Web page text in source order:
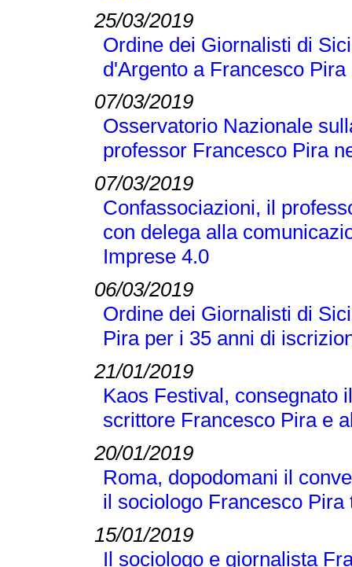
25/03/2019
Ordine dei Giornalisti di
d'Argento a Francesco Pira
07/03/2019
Osservatorio Nazionale
professor Francesco Pira
07/03/2019
Confassociazioni, il
con delega alla
Imprese 4.0
06/03/2019
Ordine dei Giornalisti di
Pira per i 35 anni di
21/01/2019
Kaos Festival, consegnato
scrittore Francesco Pira e
20/01/2019
Roma, dopodomani il
il sociologo Francesco Pira
15/01/2019
Il sociologo e giornalista